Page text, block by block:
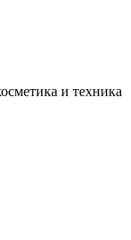
и техника